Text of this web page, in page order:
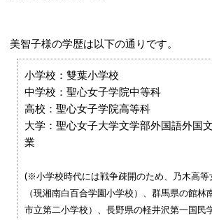
美智子様の学歴は以下の通りです。
小学校：雙葉小学校
中学校：聖心女子学院中等科
高校：聖心女子学院高等科
大学：聖心女子大学文学部外国語外国
業
(※小学校時代には戦争疎開のため、乃木高等
（現湘南白百合学園小学校）、群馬県の館林
市立第二小学校）、長野県の軽井沢第一国民